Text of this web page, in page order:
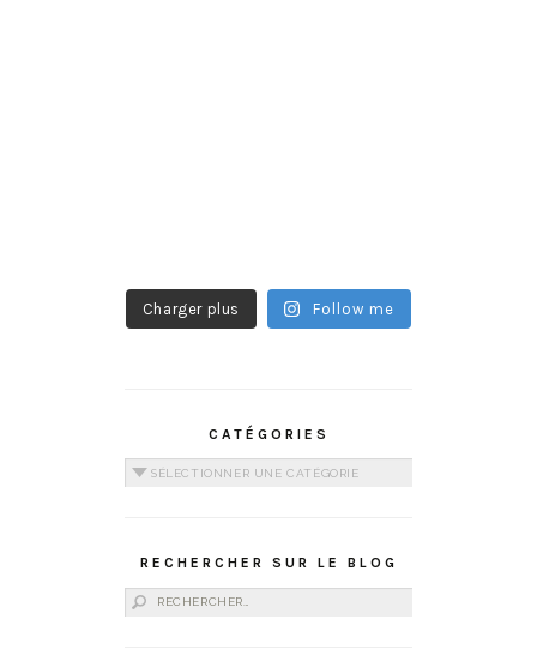
Charger plus Follow me
CATÉGORIES
Catégories
RECHERCHER SUR LE BLOG
Rechercher :